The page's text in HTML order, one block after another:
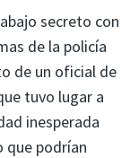
secreto con
de la policía
de un oficial de
tuvo lugar a
inesperada
que podrían